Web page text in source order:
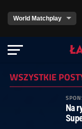
WSZYSTKIE
Na